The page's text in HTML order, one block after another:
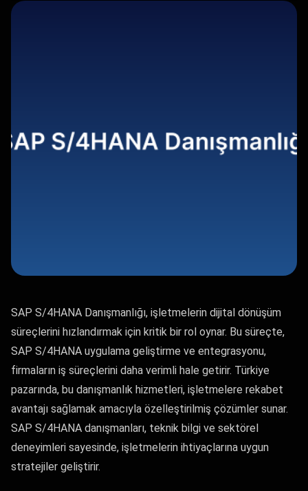
SAP S/4HANA Danışmanlığı, işletmelerin dijital dönüşüm
süreçlerini hızlandırmak için kritik bir rol oynar. Bu süreçte,
SAP S/4HANA uygulama geliştirme ve entegrasyonu,
firmaların iş süreçlerini daha verimli hale getirir. Türkiye
pazarında, bu danışmanlık hizmetleri, işletmelere rekabet
avantajı sağlamak amacıyla özelleştirilmiş çözümler sunar.
SAP S/4HANA danışmanları, teknik bilgi ve sektörel
deneyimleri sayesinde, işletmelerin ihtiyaçlarına uygun
stratejiler geliştirir.